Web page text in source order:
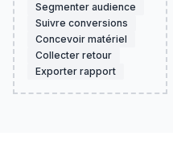
Segmenter audience
Suivre conversions
Concevoir matériel
Collecter retour
Exporter rapport